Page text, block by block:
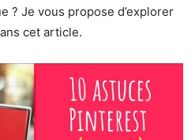
? Je vous propose d’explorer
cet article.